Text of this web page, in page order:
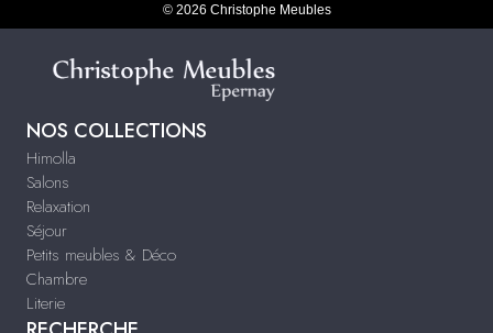
© 2026 Christophe Meubles
NOS COLLECTIONS
Himolla
Salons
Relaxation
Séjour
Petits meubles & Déco
Chambre
Literie